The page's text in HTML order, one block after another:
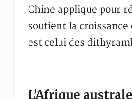
Chine applique pour
soutient la
est celui des
L’Afrique